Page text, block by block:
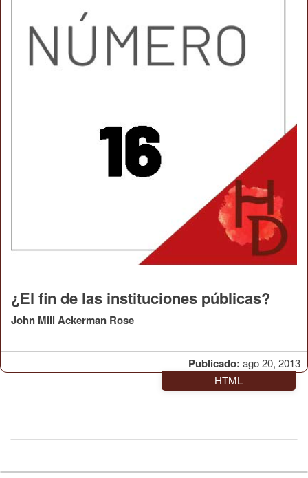
Publicado: ago 20, 2013
¿El fin de las instituciones públicas?
John Mill Ackerman Rose
HTML